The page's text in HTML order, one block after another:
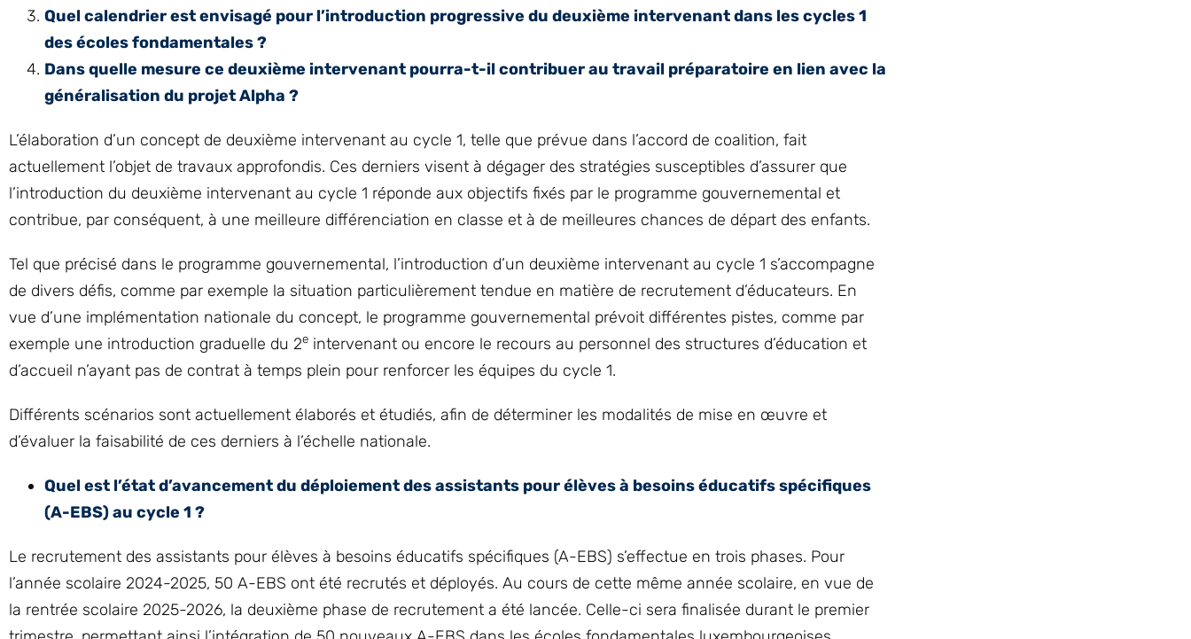
Quel calendrier est envisagé pour l’introduction progressive du deuxième intervenant dans les cycles 1
des écoles fondamentales ?
Dans quelle mesure ce deuxième intervenant pourra-t-il contribuer au travail préparatoire en lien avec la
généralisation du projet Alpha ?
L’élaboration d’un concept de deuxième intervenant au cycle 1, telle que prévue dans l’accord de coalition, fait
actuellement l’objet de travaux approfondis. Ces derniers visent à dégager des stratégies susceptibles d’assurer que
l’introduction du deuxième intervenant au cycle 1 réponde aux objectifs fixés par le programme gouvernemental et
contribue, par conséquent, à une meilleure différenciation en classe et à de meilleures chances de départ des enfants.
Tel que précisé dans le programme gouvernemental, l’introduction d’un deuxième intervenant au cycle 1 s’accompagne
de divers défis, comme par exemple la situation particulièrement tendue en matière de recrutement d’éducateurs. En
vue d’une implémentation nationale du concept, le programme gouvernemental prévoit différentes pistes, comme par
exemple une introduction graduelle du 2e intervenant ou encore le recours au personnel des structures d’éducation et
d’accueil n’ayant pas de contrat à temps plein pour renforcer les équipes du cycle 1.
Différents scénarios sont actuellement élaborés et étudiés, afin de déterminer les modalités de mise en œuvre et
d’évaluer la faisabilité de ces derniers à l’échelle nationale.
Quel est l’état d’avancement du déploiement des assistants pour élèves à besoins éducatifs spécifiques
(A-EBS) au cycle 1 ?
Le recrutement des assistants pour élèves à besoins éducatifs spécifiques (A-EBS) s’effectue en trois phases. Pour
l’année scolaire 2024-2025, 50 A-EBS ont été recrutés et déployés. Au cours de cette même année scolaire, en vue de
la rentrée scolaire 2025-2026, la deuxième phase de recrutement a été lancée. Celle-ci sera finalisée durant le premier